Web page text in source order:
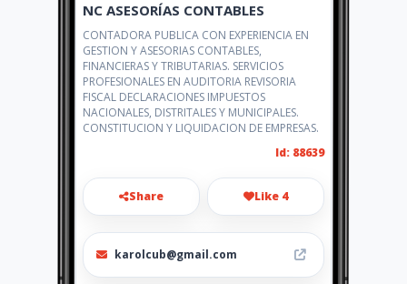
NC ASESORÍAS CONTABLES
CONTADORA PUBLICA CON EXPERIENCIA EN
GESTION Y ASESORIAS CONTABLES,
FINANCIERAS Y TRIBUTARIAS. SERVICIOS
PROFESIONALES EN AUDITORIA REVISORIA
FISCAL DECLARACIONES IMPUESTOS
NACIONALES, DISTRITALES Y MUNICIPALES.
CONSTITUCION Y LIQUIDACION DE EMPRESAS.
Id: 88639
Share Like 4
karolcub@gmail.com